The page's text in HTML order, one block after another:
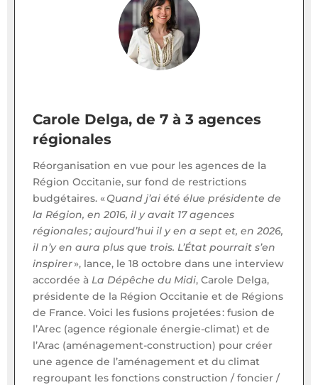
Carole Delga, de 7 à 3 agences
régionales
Réorganisation en vue pour les agences de la
Région Occitanie, sur fond de restrictions
budgétaires. «Quand j’ai été élue présidente de
la Région, en 2016, il y avait 17 agences
régionales ; aujourd’hui il y en a sept et, en 2026,
il n’y en aura plus que trois. L’État pourrait s’en
inspirer», lance, le 18 octobre dans une interview
accordée à La Dépêche du Midi, Carole Delga,
présidente de la Région Occitanie et de Régions
de France. Voici les fusions projetées : fusion de
l’Arec (agence régionale énergie-climat) et de
l’Arac (aménagement-construction) pour créer
une agence de l’aménagement et du climat
regroupant les fonctions construction / foncier /